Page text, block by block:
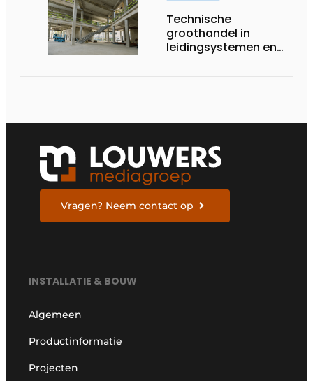
Technische
groothandel in
leidingsystemen en
Vragen? Neem contact op
INSTALLATIE & BOUW
Algemeen
Productinformatie
Projecten